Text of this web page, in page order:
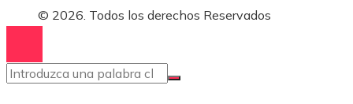
© 2026. Todos los derechos Reservados